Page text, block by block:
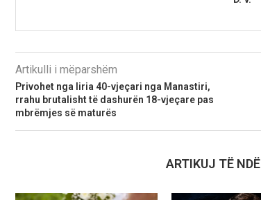
Artikulli i mëparshëm
Privohet nga liria 40-vjeçari nga Manastiri,
rrahu brutalisht të dashurën 18-vjeçare pas
mbrëmjes së maturës
ARTIKUJ TË